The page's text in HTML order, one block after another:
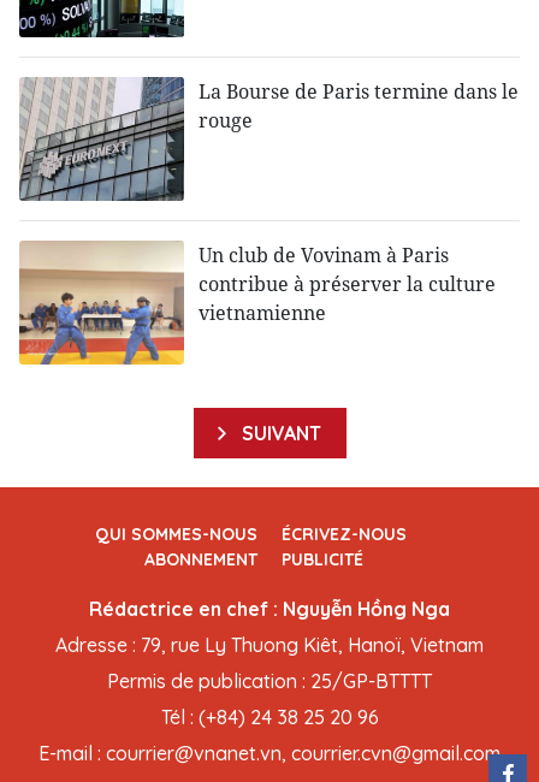
La Bourse de Paris termine dans le
rouge
Un club de Vovinam à Paris
contribue à préserver la culture
vietnamienne
SUIVANT
QUI SOMMES-NOUS
ÉCRIVEZ-NOUS
ABONNEMENT
PUBLICITÉ
Rédactrice en chef : Nguyễn Hồng Nga
Adresse : 79, rue Ly Thuong Kiêt, Hanoï, Vietnam
Permis de publication : 25/GP-BTTTT
Tél : (+84) 24 38 25 20 96
E-mail : courrier@vnanet.vn, courrier.cvn@gmail.com